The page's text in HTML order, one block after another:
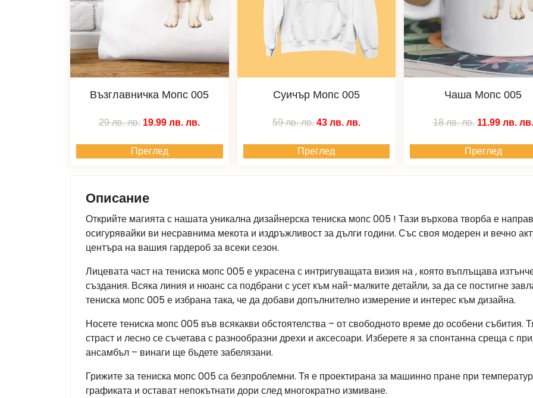
Възглавничка Мопс 005
29 лв.лв. 19.99 лв.лв.
Преглед
Суичър Мопс 005
59 лв.лв. 43 лв. лв.
Преглед
Чаша Мопс 005
18 лв.лв. 11.99 лв. лв.
Преглед
Описание
Открийте магията с нашата уникална дизайнерска тениска мопс 005 ! Тази върхова творба е
осигурявайки ви несравнима мекота и издръжливост за дълги години. Със своя модерен и вечно
центъра на вашия гардероб за всеки сезон.
Лицевата част на тениска мопс 005 е украсена с интригуващата визия на , която въплъщава
създания. Всяка линия и нюанс са подбрани с усет към най-малките детайли, за да се постигне
тениска мопс 005 е избрана така, че да добави допълнително измерение и интерес към дизайна.
Носете тениска мопс 005 във всякакви обстоятелства – от свободното време до особени
страст и лесно се съчетава с разнообразни дрехи и аксесоари. Изберете я за спонтанна среща с
ансамбъл – винаги ще бъдете забелязани.
Грижите за тениска мопс 005 са безпроблемни. Тя е проектирана за машинно пране при
графиката и остават непокътнати дори след многократно измиване.